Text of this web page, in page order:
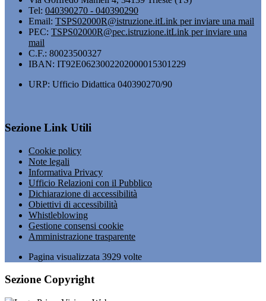
Tel: 040390270 - 040390290
Email: TSPS02000R@istruzione.itLink per inviare una mail
PEC: TSPS02000R@pec.istruzione.itLink per inviare una
mail
C.F.: 80023500327
IBAN: IT92E0623002202000015301229
URP: Ufficio Didattica 040390270/90
Sezione Link Utili
Cookie policy
Note legali
Informativa Privacy
Ufficio Relazioni con il Pubblico
Dichiarazione di accessibilità
Obiettivi di accessibilità
Whistleblowing
Gestione consensi cookie
Amministrazione trasparente
Pagina visualizzata 3929 volte
Sezione Copyright